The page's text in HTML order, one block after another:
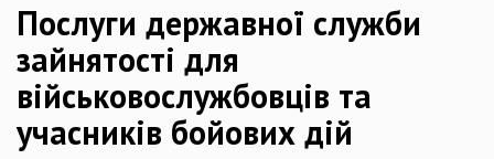
Послуги державної служби
зайнятості для
військовослужбовців та
учасників бойових дій